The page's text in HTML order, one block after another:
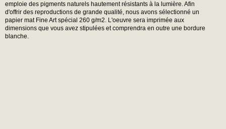
emploie des pigments naturels hautement résistants à la lumière. Afin
d'offrir des reproductions de grande qualité, nous avons sélectionné un
papier mat Fine Art spécial 260 g/m2. L'oeuvre sera imprimée aux
dimensions que vous avez stipulées et comprendra en outre une bordure
blanche.